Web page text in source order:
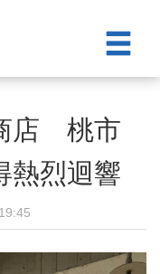
店 桃市
熱烈迴響